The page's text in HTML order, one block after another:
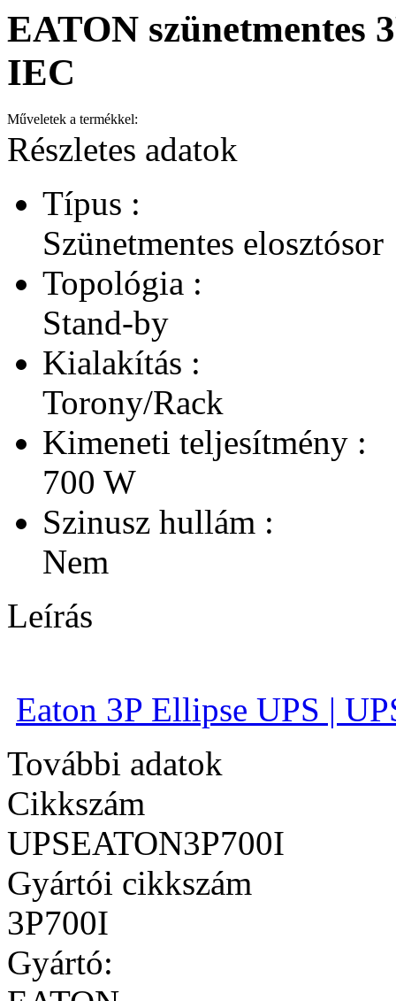
EATON szünetmentes
IEC
Műveletek a termékkel:
Részletes adatok
Típus :
Szünetmentes elosztósor
Topológia :
Stand-by
Kialakítás :
Torony/Rack
Kimeneti teljesítmény :
700 W
Szinusz hullám :
Nem
Leírás
Eaton 3P Ellipse UPS |
További adatok
Cikkszám
UPSEATON3P700I
Gyártói cikkszám
3P700I
Gyártó: